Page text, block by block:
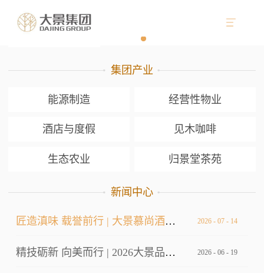
集团产业
能源制造 经营性物业
酒店与度假 见木咖啡
生态农业 归景堂茶苑
新闻中心
匠造滇味 载誉前行 | 大景慕尚酒店厨师长荣获双金 2026 - 07 - 14
精技砺新 向美而行 | 2026大景品牌标准考核暨服务技能大赛 2026 - 06 - 19